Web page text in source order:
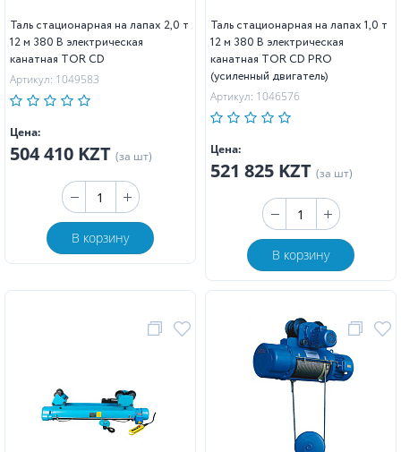
Таль стационарная на лапах 2,0 т
12 м 380 В электрическая
канатная TOR CD
Артикул: 1049583
Цена:
504 410 KZT (за шт)
В корзину
Таль стационарная на лапах 1,0 т
12 м 380 В электрическая
канатная TOR CD PRO
(усиленный двигатель)
Артикул: 1046576
Цена:
521 825 KZT (за шт)
В корзину